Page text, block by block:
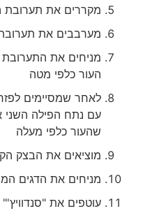
מקררים את תערובת
מערבבים את תערובת
מניחים את התערובת
העור כלפי מטה
לאחר שמסיימים לפזר
עם נתח הפילה השני
שהעור כלפי מעלה
מוציאים את הבצק הקר
מניחים את הדגים
עוטפים את "סנדוויץ'"